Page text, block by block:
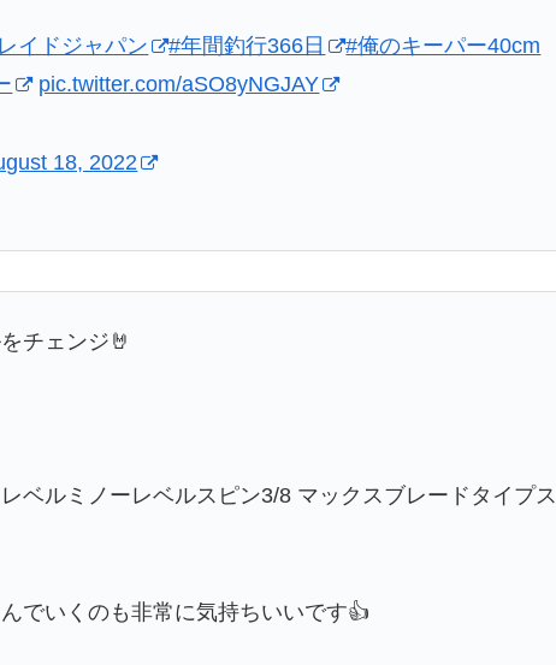
イドジャパン #年間釣行366日
#俺のキーパー40cm
pic.twitter.com/aSO8yNGJAY
18, 2022
チェンジ🤘
ベルミノーレベルスピン3/8 マックスブレードタイプス
でいくのも非常に気持ちいいです👍